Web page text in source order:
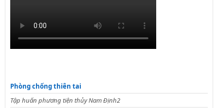
Phòng chống thiên tai
Tập huấn phương tiện thủy Nam Định2